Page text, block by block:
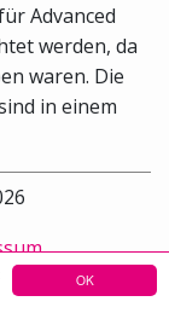
OK
Advanced
werden, da
waren. Die
in einem